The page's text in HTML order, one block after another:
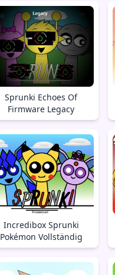
Sprunki Echoes Of
Firmware Legacy
Incredibox Sprunki
Pokémon Vollständig